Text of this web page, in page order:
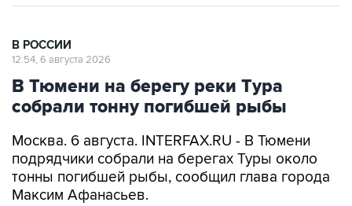
В РОССИИ
12:54, 6 августа 2026
В Тюмени на берегу реки Тура
собрали тонну погибшей рыбы
Москва. 6 августа. INTERFAX.RU - В Тюмени
подрядчики собрали на берегах Туры около
тонны погибшей рыбы, сообщил глава города
Максим Афанасьев.